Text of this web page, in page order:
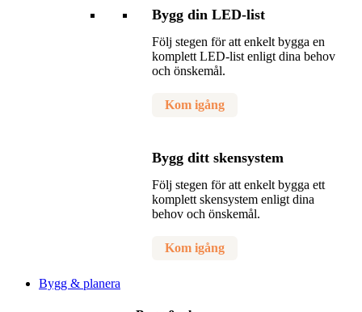
Bygg din LED-list
Följ stegen för att enkelt bygga en
komplett LED-list enligt dina behov
och önskemål.
Kom igång
Bygg ditt skensystem
Följ stegen för att enkelt bygga ett
komplett skensystem enligt dina
behov och önskemål.
Kom igång
Bygg & planera